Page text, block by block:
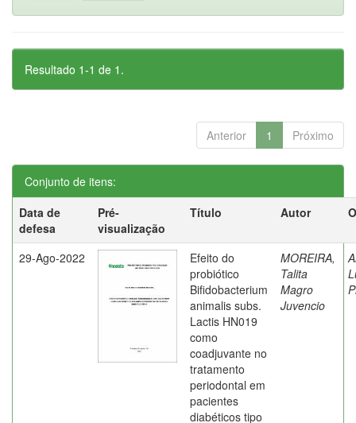
Resultado 1-1 de 1.
Anterior 1 Próximo
Conjunto de itens:
Data de
defesa
Pré-
visualização
Título Autor
29-Ago-2022
Efeito do
probiótico
Bifidobacterium
animalis subs.
Lactis HN019
como
coadjuvante no
tratamento
periodontal em
pacientes
diabéticos tipo
MOREIRA,
Talita
Magro
Juvencio